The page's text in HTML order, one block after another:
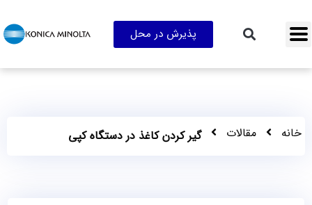
پذیرش در محل
خانه مقالات گیر کردن کاغذ در دستگاه کپی